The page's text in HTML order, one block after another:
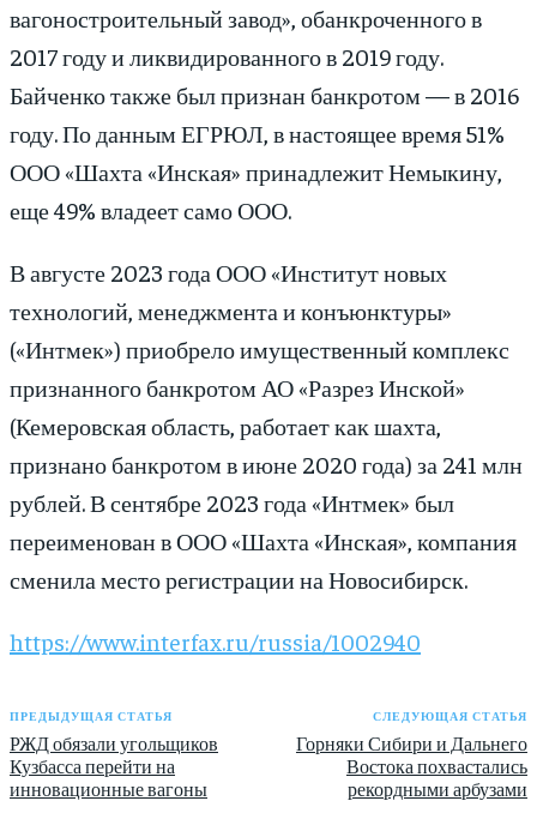
вагоностроительный завод», обанкроченного в
2017 году и ликвидированного в 2019 году.
Байченко также был признан банкротом — в 2016
году. По данным ЕГРЮЛ, в настоящее время 51%
ООО «Шахта «Инская» принадлежит Немыкину,
еще 49% владеет само ООО.
В августе 2023 года ООО «Институт новых
технологий, менеджмента и конъюнктуры»
(«Интмек») приобрело имущественный комплекс
признанного банкротом АО «Разрез Инской»
(Кемеровская область, работает как шахта,
признано банкротом в июне 2020 года) за 241 млн
рублей. В сентябре 2023 года «Интмек» был
переименован в ООО «Шахта «Инская», компания
сменила место регистрации на Новосибирск.
https://www.interfax.ru/russia/1002940
ПРЕДЫДУЩАЯ СТАТЬЯ
РЖД обязали угольщиков
Кузбасса перейти на
инновационные вагоны
СЛЕДУЮЩАЯ СТАТЬЯ
Горняки Сибири и Дальнего
Востока похвастались
рекордными арбузами